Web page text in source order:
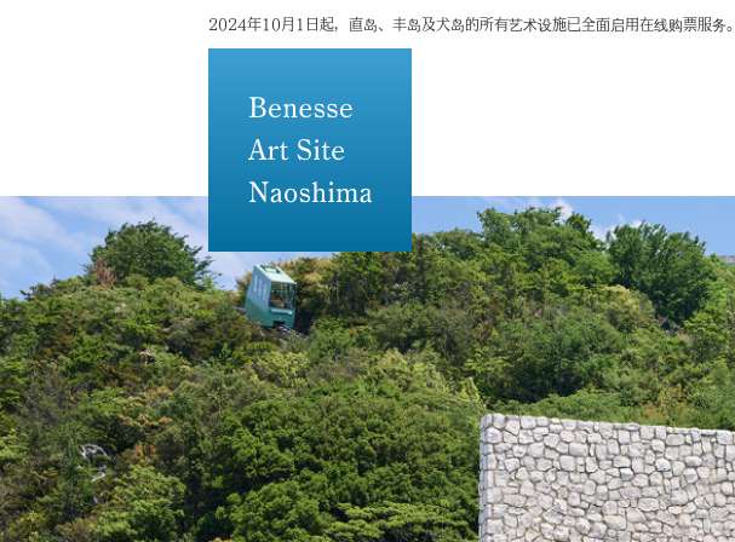
2024年10月1日起，直岛、丰岛及犬岛的所有艺术设施已全面启用在线购票服务。